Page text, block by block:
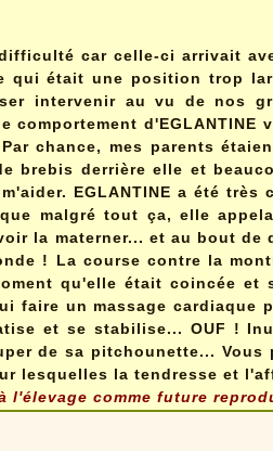
car celle-ci arrivait
qui était une position trop
intervenir au vu de nos
d'EGLANTINE
chance, mes parents
brebis derrière elle et
EGLANTINE a été très
malgré tout ça, elle
la materner... et au bout de
! La course contre la
qu'elle était coincée et
faire un massage cardiaque
et se stabilise... OUF !
de sa pitchounette... Vous
lesquelles la tendresse et
l'élevage comme future